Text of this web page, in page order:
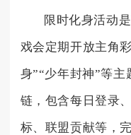
限时化身活动
戏会定期开放主角
身”“少年封神”等
链，包含每日登录
标、联盟贡献等，